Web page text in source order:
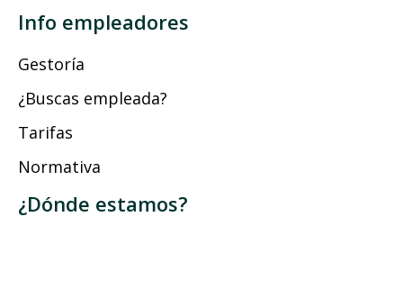
Info empleadores
Gestoría
¿Buscas empleada?
Tarifas
Normativa
¿Dónde estamos?